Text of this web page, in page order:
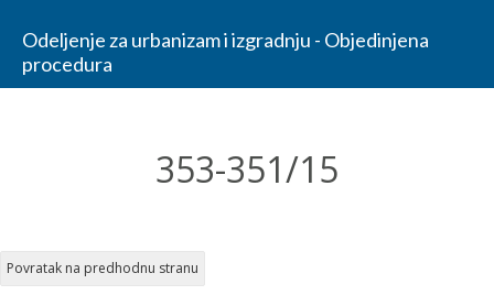
Odeljenje za urbanizam i izgradnju - Objedinjena
procedura
353-351/15